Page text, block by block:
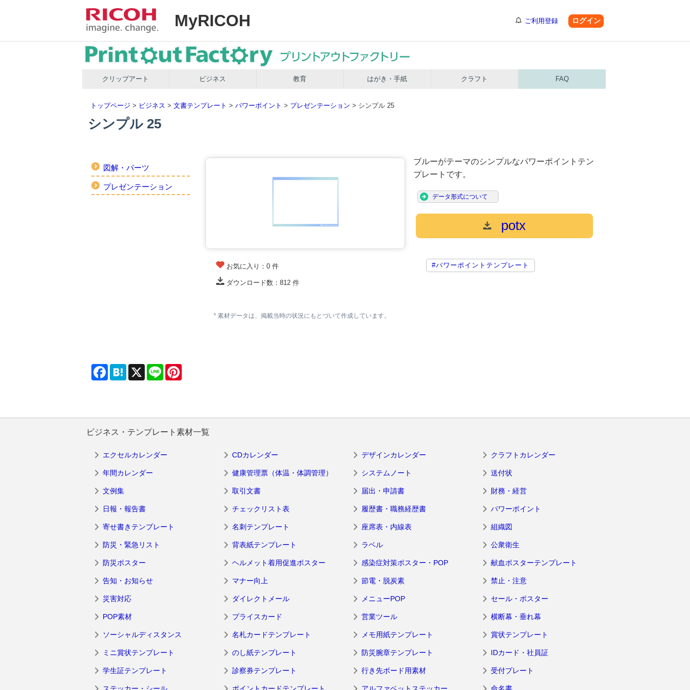
MyRICOH ご利用登録 ログイン
クリップアート ビジネス 教育 はがき・手紙 クラフト FAQ
トップページ > ビジネス > 文書テンプレート > パワーポイント > プレゼンテーション > シンプル 25
シンプル 25
図解・パーツ
プレゼンテーション
ブルーがテーマのシンプルなパワーポイントテン
プレートです。
データ形式について
potx
お気に入り：0 件
ダウンロード数：812 件
#パワーポイントテンプレート
* 素材データは、掲載当時の状況にもとづいて作成しています。
FacebookHatenaX Line
ビジネス・テンプレート素材一覧
エクセルカレンダー CDカレンダー デザインカレンダー クラフトカレンダー
年間カレンダー 健康管理票（体温・体調管理） システムノート 送付状
文例集 取引文書 届出・申請書 財務・経営
日報・報告書 チェックリスト表 履歴書・職務経歴書 パワーポイント
寄せ書きテンプレート 名刺テンプレート 座席表・内線表 組織図
防災・緊急リスト 背表紙テンプレート ラベル 公衆衛生
防災ポスター ヘルメット着用促進ポスター 感染症対策ポスター・POP 献血ポスターテンプレート
告知・お知らせ マナー向上 節電・脱炭素 禁止・注意
災害対応 ダイレクトメール メニューPOP セール・ポスター
POP素材 プライスカード 営業ツール 横断幕・垂れ幕
ソーシャルディスタンス 名札カードテンプレート メモ用紙テンプレート 賞状テンプレート
ミニ賞状テンプレート のし紙テンプレート 防災腕章テンプレート IDカード・社員証
学生証テンプレート 診察券テンプレート 行き先ボード用素材 受付プレート